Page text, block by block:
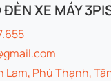
XE MÁY
Lam, Phú Thạnh,